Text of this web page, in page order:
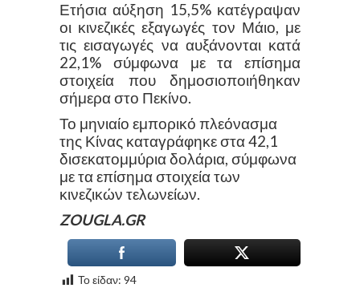
Ετήσια αύξηση 15,5% κατέγραψαν
οι κινεζικές εξαγωγές τον Μάιο, με
τις εισαγωγές να αυξάνονται κατά
22,1% σύμφωνα με τα επίσημα
στοιχεία που δημοσιοποιήθηκαν
σήμερα στο Πεκίνο.
Το μηνιαίο εμπορικό πλεόνασμα
της Κίνας καταγράφηκε στα 42,1
δισεκατομμύρια δολάρια, σύμφωνα
με τα επίσημα στοιχεία των
κινεζικών τελωνείων.
ZOUGLA.GR
Το είδαν: 94